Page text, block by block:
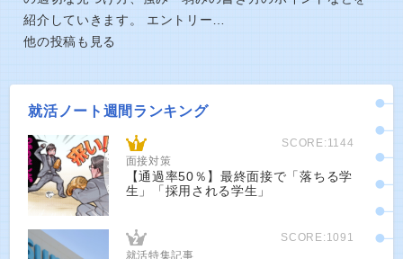
紹介していきます。 エントリー…
他の投稿も見る
就活ノート週間ランキング
SCORE:1144
面接対策
【通過率50％】最終面接で「落ちる学
生」「採用される学生」
SCORE:1091
就活特集記事